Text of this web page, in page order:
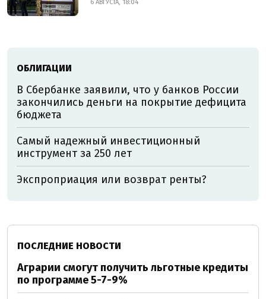
6 АВГУСТА, 18:04
ОБЛИГАЦИИ
В Сбербанке заявили, что у банков России
закончились деньги на покрытие дефицита
бюджета
Самый надежный инвестиционный
инструмент за 250 лет
Экспроприация или возврат ренты?
ПОСЛЕДНИЕ НОВОСТИ
Аграрии смогут получить льготные кредиты
по программе 5-7-9%